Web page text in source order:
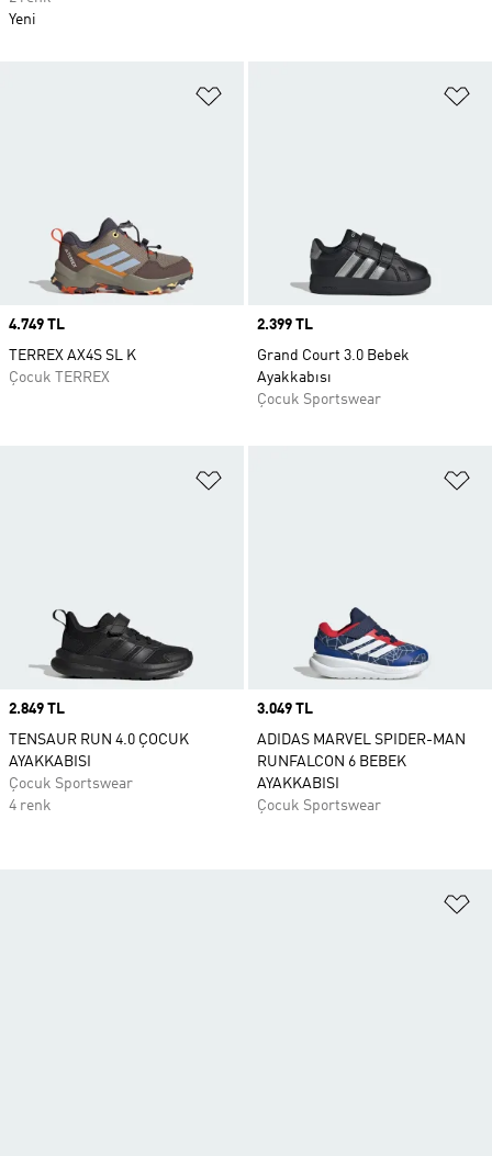
Price
4.749 TL
TERREX AX4S SL K
Çocuk TERREX
Price
2.399 TL
Grand Court 3.0 Bebek
Ayakkabısı
Çocuk Sportswear
Price
2.849 TL
TENSAUR RUN 4.0 ÇOCUK
AYAKKABISI
Çocuk Sportswear
4 renk
Price
3.049 TL
ADIDAS MARVEL SPIDER-MAN
RUNFALCON 6 BEBEK
AYAKKABISI
Çocuk Sportswear
Yeni